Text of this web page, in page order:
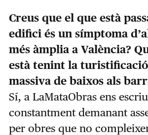
Creus que el que està
edifici és un símptoma
més àmplia a València?
està tenint la
massiva de baixos als
Sí, a LaMataObras ens
constantment demanant
per obres que no